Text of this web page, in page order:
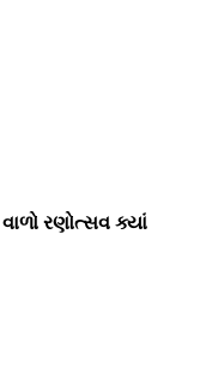
રણોત્સવ ક્યાં